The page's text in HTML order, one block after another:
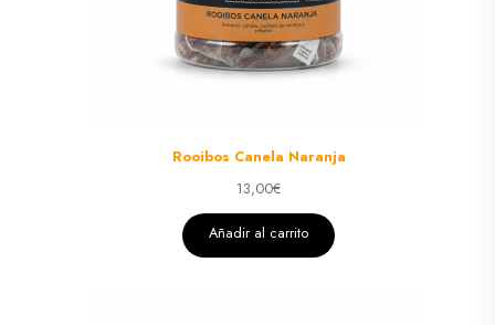
Rooibos Canela Naranja
13,00€
Añadir al carrito